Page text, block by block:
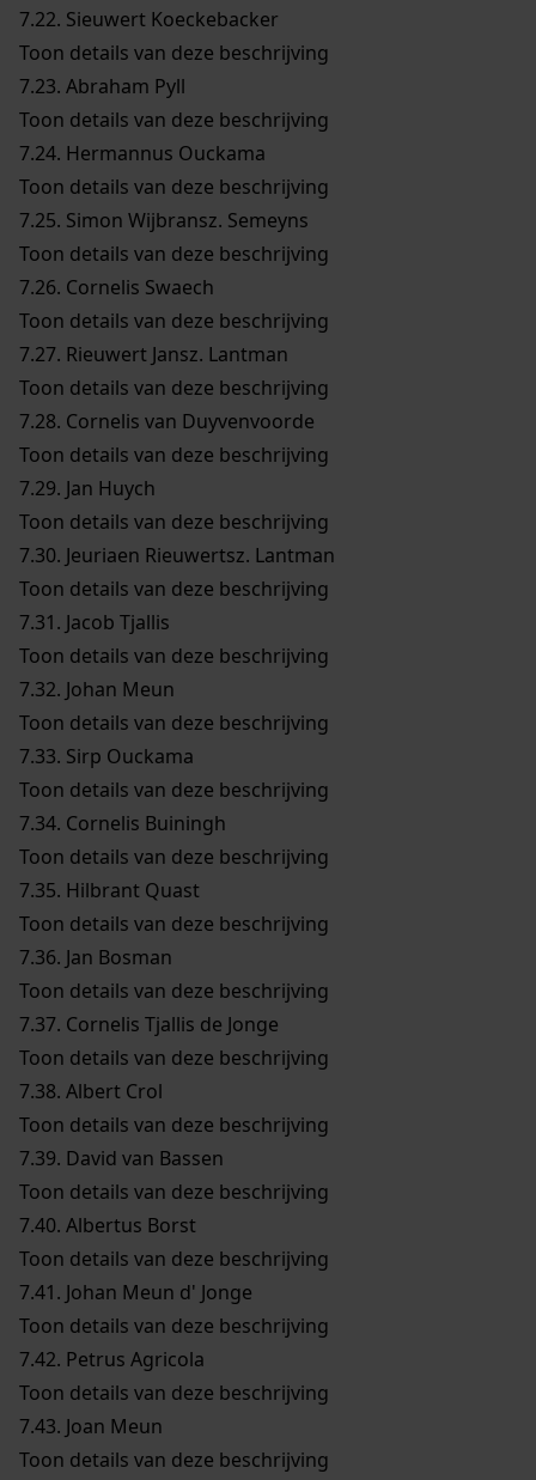
7.22. Sieuwert Koeckebacker
Toon details van deze beschrijving
7.23. Abraham Pyll
Toon details van deze beschrijving
7.24. Hermannus Ouckama
Toon details van deze beschrijving
7.25. Simon Wijbransz. Semeyns
Toon details van deze beschrijving
7.26. Cornelis Swaech
Toon details van deze beschrijving
7.27. Rieuwert Jansz. Lantman
Toon details van deze beschrijving
7.28. Cornelis van Duyvenvoorde
Toon details van deze beschrijving
7.29. Jan Huych
Toon details van deze beschrijving
7.30. Jeuriaen Rieuwertsz. Lantman
Toon details van deze beschrijving
7.31. Jacob Tjallis
Toon details van deze beschrijving
7.32. Johan Meun
Toon details van deze beschrijving
7.33. Sirp Ouckama
Toon details van deze beschrijving
7.34. Cornelis Buiningh
Toon details van deze beschrijving
7.35. Hilbrant Quast
Toon details van deze beschrijving
7.36. Jan Bosman
Toon details van deze beschrijving
7.37. Cornelis Tjallis de Jonge
Toon details van deze beschrijving
7.38. Albert Crol
Toon details van deze beschrijving
7.39. David van Bassen
Toon details van deze beschrijving
7.40. Albertus Borst
Toon details van deze beschrijving
7.41. Johan Meun d' Jonge
Toon details van deze beschrijving
7.42. Petrus Agricola
Toon details van deze beschrijving
7.43. Joan Meun
Toon details van deze beschrijving